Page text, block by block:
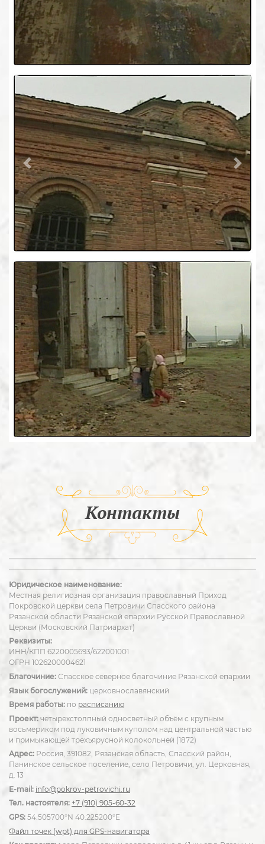
Previous Next
Контакты
Юридическое наименование:
Местная религиозная организация православный Приход
Покровской церкви села Петровичи Спасского района
Рязанской области Рязанской епархии Русской Православной
Церкви (Московский Патриархат)
Реквизиты:
ИНН/КПП 6220005693/622001001
ОГРН 1026200004621
Благочиние: Спасское северное благочиние Рязанской епархии
Язык богослужений: церковнославянский
Время работы: по расписанию
Проект: четырехстолпный односветный объём с крупным
восьмериком под луковичным куполом над центральной частью
и примыкающей трехъярусной колокольней (1872)
Адрес: Россия, 391082, Рязанская область, Спасский район,
Панинское сельское поселение, село Петровичи, ул. Церковная,
д. 13
E-mail: info@pokrov-petrovichi.ru
Тел. настоятеля: +7 (910) 905-60-32
GPS: 54.505700°N 40.225200°E
Файл точек (wpt) для GPS-навигатора